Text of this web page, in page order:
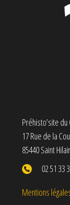
Préhisto’site du
17 Rue de la
85440 Saint
02 51 33
Mentions